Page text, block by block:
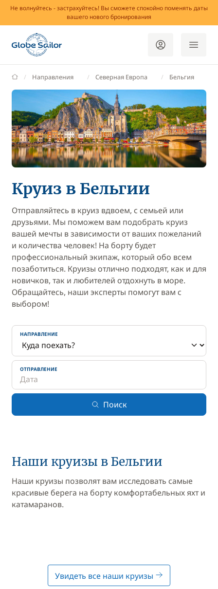
Не волнуйтесь - застрахуйтесь! Вы сможете спокойно поменять даты
вашего нового бронирования
GlobeSailor
Направления Северная Европа Бельгия
Круиз в Бельгии
Отправляйтесь в круиз вдвоем, с семьей или
друзьями. Мы поможем вам подобрать круиз
вашей мечты в зависимости от ваших пожеланий
и количества человек! На борту будет
профессиональный экипаж, который обо всем
позаботиться. Круизы отлично подходят, как и для
новичков, так и любителей отдохнуть в море.
Обращайтесь, наши эксперты помогут вам с
выбором!
НАПРАВЛЕНИЕ
ОТПРАВЛЕНИЕ
Поиск
Наши круизы в Бельгии
Наши круизы позволят вам исследовать самые
красивые берега на борту комфортабельных яхт и
катамаранов.
Увидеть все наши круизы